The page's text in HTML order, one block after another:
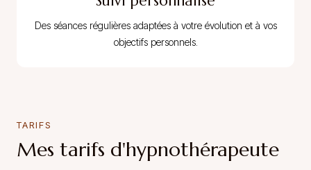
Des séances régulières adaptées à votre évolution et à vos
objectifs personnels.
TARIFS
Mes tarifs d'hypnothérapeute